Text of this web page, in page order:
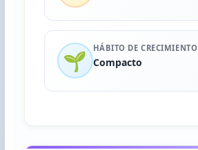
🌱 HÁBITO DE CRECIMIENTO
Compacto